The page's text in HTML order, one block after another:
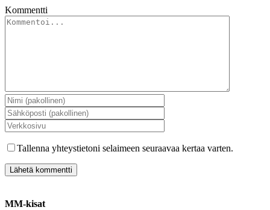
Kommentti
Tallenna yhteystietoni selaimeen seuraavaa kertaa varten.
MM-kisat